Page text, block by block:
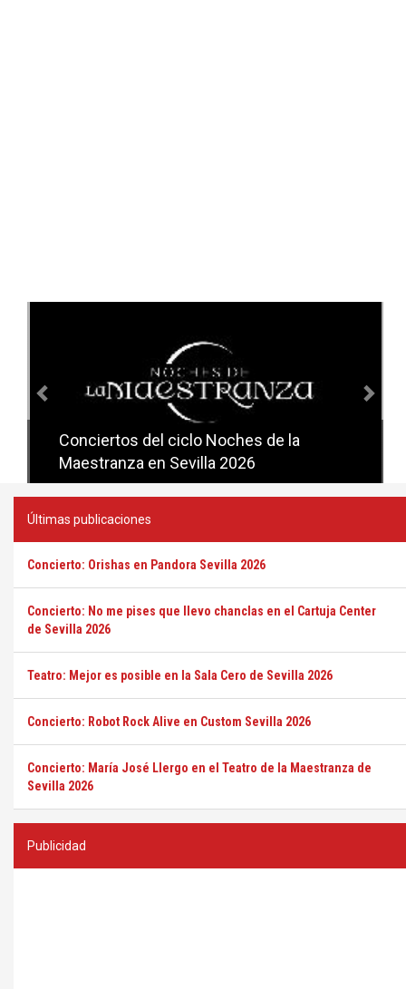
Conciertos del ciclo Noches de la
Maestranza en Sevilla 2026
Conciertos del ciclo Candlelight en
Sevilla
Últimas publicaciones
Concierto: Orishas en Pandora Sevilla 2026
Concierto: No me pises que llevo chanclas en el Cartuja Center
de Sevilla 2026
Teatro: Mejor es posible en la Sala Cero de Sevilla 2026
Concierto: Robot Rock Alive en Custom Sevilla 2026
Concierto: María José Llergo en el Teatro de la Maestranza de
Sevilla 2026
Publicidad